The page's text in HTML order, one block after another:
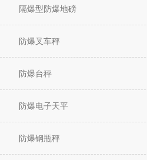
隔爆型防爆地磅
防爆叉车秤
防爆台秤
防爆电子天平
防爆钢瓶秤